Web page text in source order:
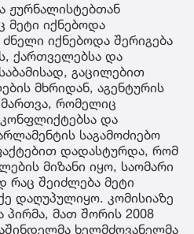
ჟურნალისტებთან
მეტი იქნებოდა
იქნებოდა შერიგება
ქართველებსა და
გაცილებით
მხრიდან, აგენტურის
მართვა, რომელიც
და
საგამოძიებო
დადასტურდა, რომ
მიზანი იყო, საომარი
რაც შეიძლება მეტი
დაღუპულიყო. კომისიაზე
მათ შორის 2008
ხელმძღვანელმა